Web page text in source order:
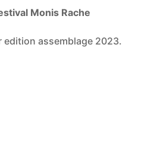
Monis Rache
edition assemblage 2023.